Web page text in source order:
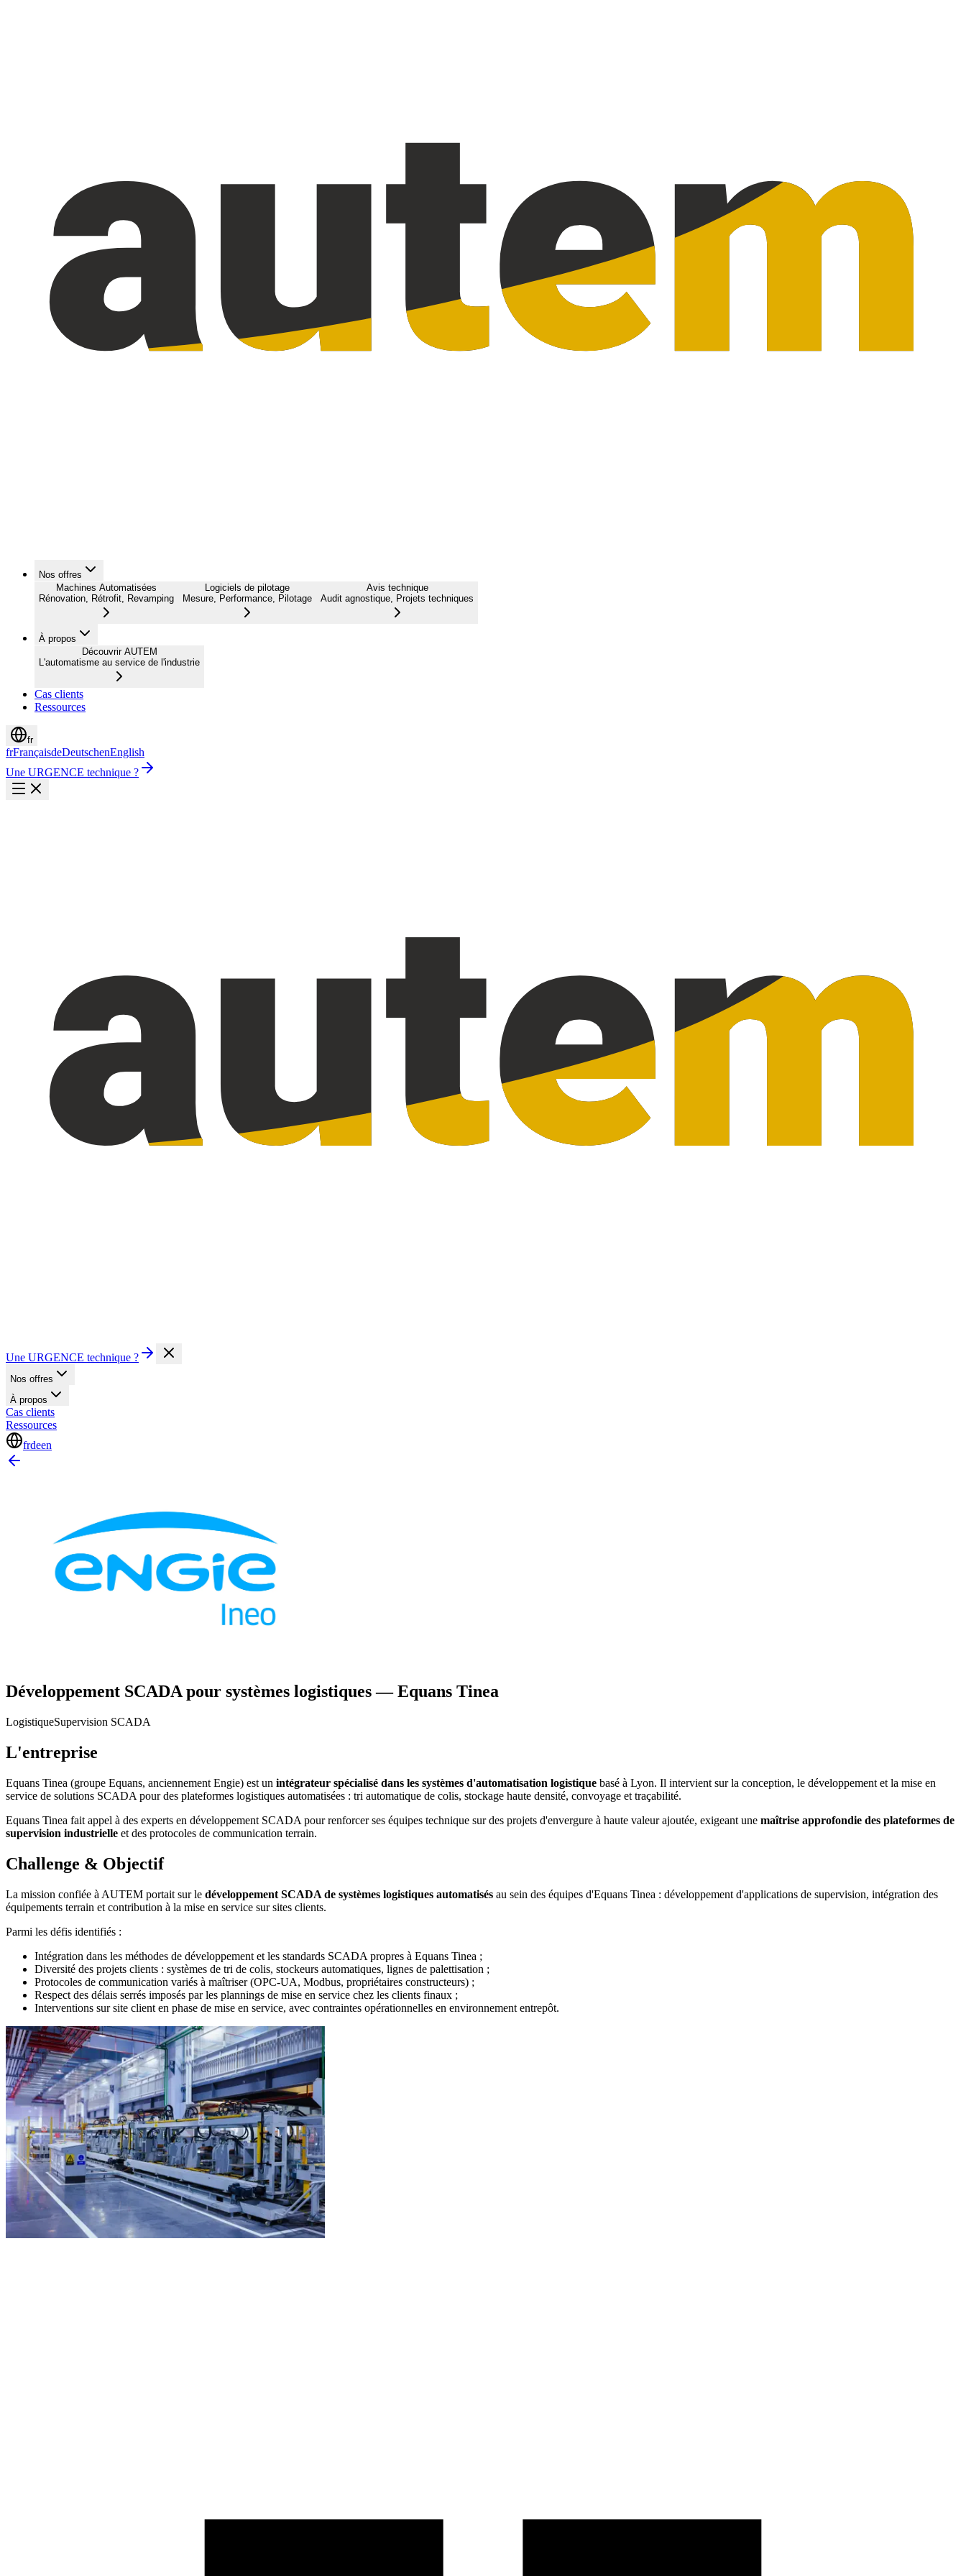
Nos offres
Machines Automatisées
Rénovation, Rétrofit, Revamping
Logiciels de pilotage
Mesure, Performance, Pilotage
Avis technique
Audit agnostique, Projets techniques
À propos
Découvrir AUTEM
L'automatisme au service de l'industrie
Cas clients
Ressources
fr
frFrançaisdeDeutschenEnglish
Une URGENCE technique ?
Une URGENCE technique ?
Nos offres
À propos
Cas clients
Ressources
frdeen
Développement SCADA pour systèmes logistiques — Equans Tinea
LogistiqueSupervision SCADA
L'entreprise
Equans Tinea (groupe Equans, anciennement Engie) est un intégrateur spécialisé dans les systèmes d'automatisation logistique basé à Lyon. Il intervient sur la conception, le développement et la mise en
service de solutions SCADA pour des plateformes logistiques automatisées : tri automatique de colis, stockage haute densité, convoyage et traçabilité.
Equans Tinea fait appel à des experts en développement SCADA pour renforcer ses équipes technique sur des projets d'envergure à haute valeur ajoutée, exigeant une maîtrise approfondie des plateformes de
supervision industrielle et des protocoles de communication terrain.
Challenge & Objectif
La mission confiée à AUTEM portait sur le développement SCADA de systèmes logistiques automatisés au sein des équipes d'Equans Tinea : développement d'applications de supervision, intégration des
équipements terrain et contribution à la mise en service sur sites clients.
Parmi les défis identifiés :
Intégration dans les méthodes de développement et les standards SCADA propres à Equans Tinea ;
Diversité des projets clients : systèmes de tri de colis, stockeurs automatiques, lignes de palettisation ;
Protocoles de communication variés à maîtriser (OPC-UA, Modbus, propriétaires constructeurs) ;
Respect des délais serrés imposés par les plannings de mise en service chez les clients finaux ;
Interventions sur site client en phase de mise en service, avec contraintes opérationnelles en environnement entrepôt.